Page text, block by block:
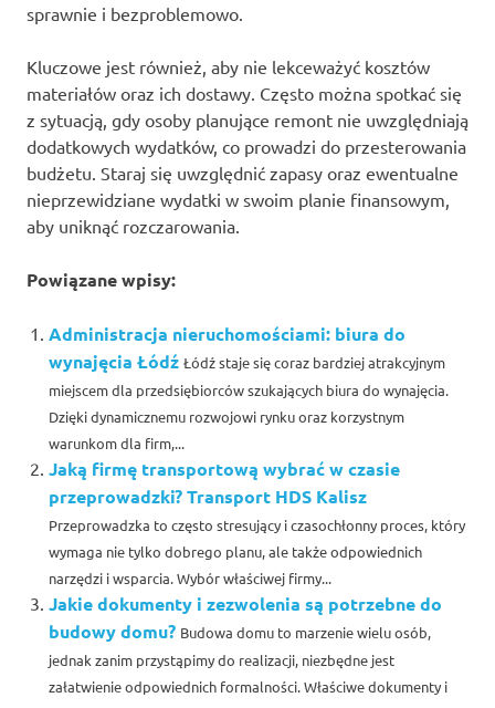
sprawnie i bezproblemowo.
Kluczowe jest również, aby nie lekceważyć kosztów
materiałów oraz ich dostawy. Często można spotkać się
z sytuacją, gdy osoby planujące remont nie uwzględniają
dodatkowych wydatków, co prowadzi do przesterowania
budżetu. Staraj się uwzględnić zapasy oraz ewentualne
nieprzewidziane wydatki w swoim planie finansowym,
aby uniknąć rozczarowania.
Powiązane wpisy:
Administracja nieruchomościami: biura do
wynajęcia Łódź Łódź staje się coraz bardziej atrakcyjnym
miejscem dla przedsiębiorców szukających biura do wynajęcia.
Dzięki dynamicznemu rozwojowi rynku oraz korzystnym
warunkom dla firm,...
Jaką firmę transportową wybrać w czasie
przeprowadzki? Transport HDS Kalisz
Przeprowadzka to często stresujący i czasochłonny proces, który
wymaga nie tylko dobrego planu, ale także odpowiednich
narzędzi i wsparcia. Wybór właściwej firmy...
Jakie dokumenty i zezwolenia są potrzebne do
budowy domu? Budowa domu to marzenie wielu osób,
jednak zanim przystąpimy do realizacji, niezbędne jest
załatwienie odpowiednich formalności. Właściwe dokumenty i